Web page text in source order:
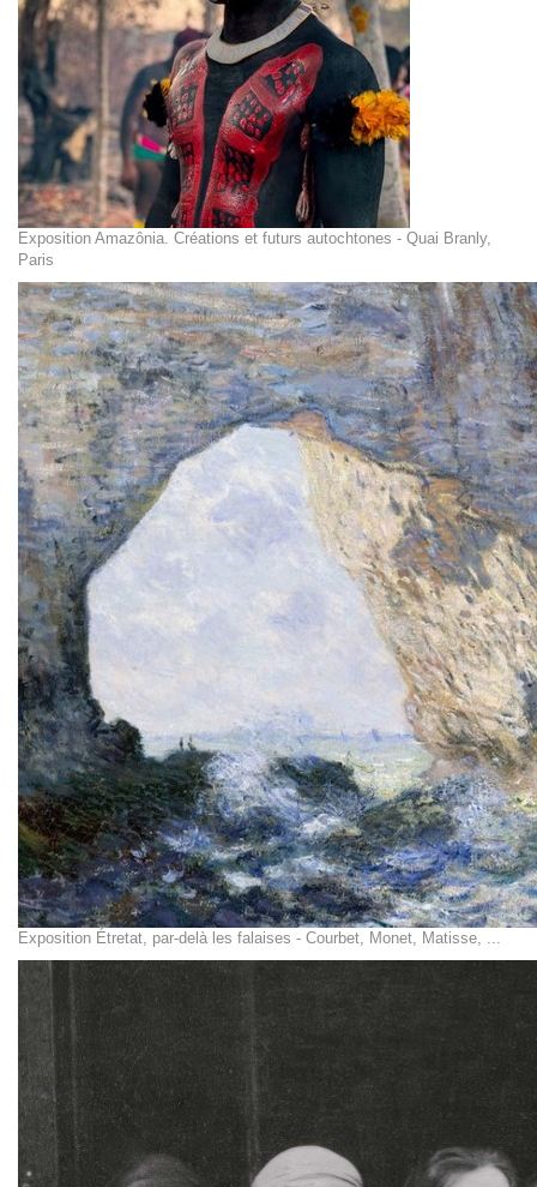
Exposition Amazônia. Créations et futurs autochtones - Quai Branly,
Paris
Exposition Étretat, par-delà les falaises - Courbet, Monet, Matisse, ...